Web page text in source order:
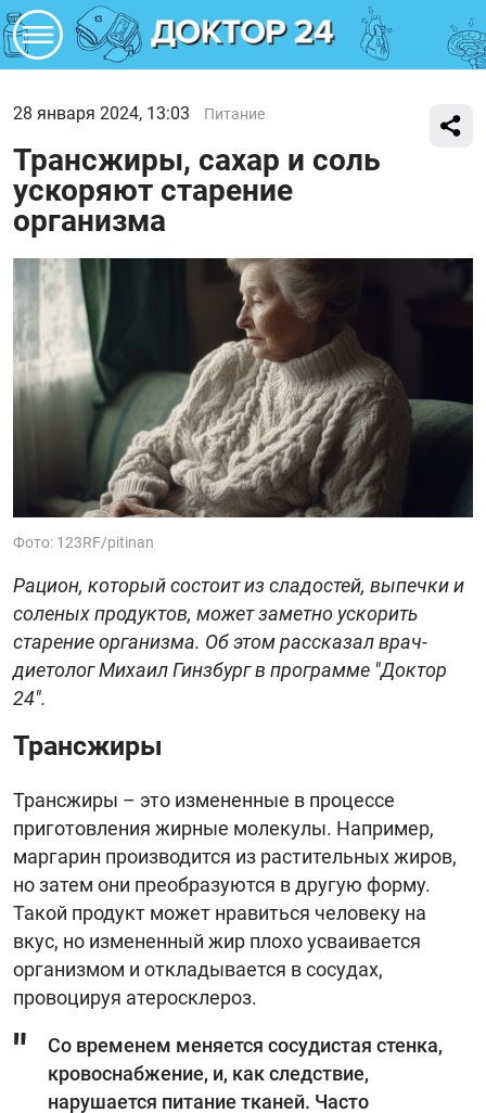
28 января 2024, 13:03 Питание
Трансжиры, сахар и соль
ускоряют старение
организма
Фото: 123RF/pitinan
Рацион, который состоит из сладостей, выпечки и
соленых продуктов, может заметно ускорить
старение организма. Об этом рассказал врач-
диетолог Михаил Гинзбург в программе "Доктор
24".
Трансжиры
Трансжиры – это измененные в процессе
приготовления жирные молекулы. Например,
маргарин производится из растительных жиров,
но затем они преобразуются в другую форму.
Такой продукт может нравиться человеку на
вкус, но измененный жир плохо усваивается
организмом и откладывается в сосудах,
провоцируя атеросклероз.
Со временем меняется сосудистая стенка,
кровоснабжение, и, как следствие,
нарушается питание тканей. Часто